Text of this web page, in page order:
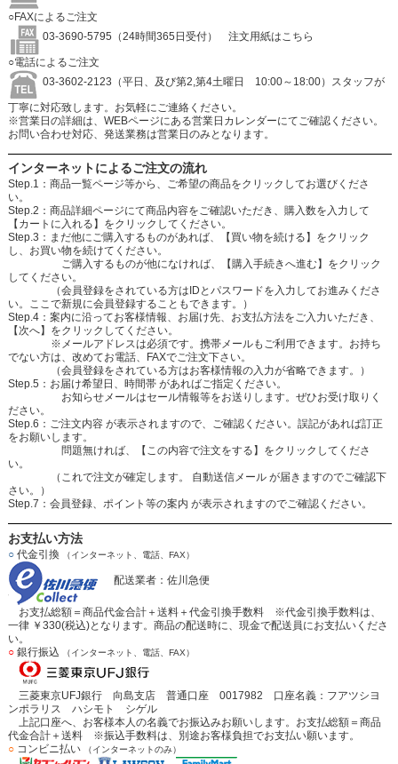
○FAXによるご注文
03-3690-5795（24時間365日受付）
注文用紙はこちら
○電話によるご注文
03-3602-2123（平日、及び第2,第4土曜日 10:00～18:00）スタッフが
丁寧に対応致します。お気軽にご連絡ください。
※営業日の詳細は、WEBページにある営業日カレンダーにてご確認ください。
お問い合わせ対応、発送業務は営業日のみとなります。
インターネットによるご注文の流れ
Step.1：商品一覧ページ等から、ご希望の商品をクリックしてお選びくださ
い。
Step.2：商品詳細ページにて商品内容をご確認いただき、購入数を入力して
【カートに入れる】をクリックしてください。
Step.3：まだ他にご購入するものがあれば、【買い物を続ける】をクリック
し、お買い物を続けてください。
ご購入するものが他になければ、【購入手続きへ進む】をクリック
してください。
（会員登録をされている方はIDとパスワードを入力してお進みくださ
い。ここで新規に会員登録することもできます。）
Step.4：案内に沿ってお客様情報、お届け先、お支払方法をご入力いただき、
【次へ】をクリックしてください。
※メールアドレスは必須です。携帯メールもご利用できます。お持ち
でない方は、改めてお電話、FAXでご注文下さい。
（会員登録をされている方はお客様情報の入力が省略できます。）
Step.5：お届け希望日、時間帯 があればご指定ください。
お知らせメールはセール情報等をお送りします。ぜひお受け取りく
ださい。
Step.6：ご注文内容 が表示されますので、ご確認ください。誤記があれば訂正
をお願いします。
問題無ければ、【この内容で注文をする】をクリックしてくださ
い。
（これで注文が確定します。 自動送信メール が届きますのでご確認下
さい。）
Step.7：会員登録、ポイント等の案内 が表示されますのでご確認ください。
お支払い方法
○代金引換 （インターネット、電話、FAX）
配送業者：佐川急便
お支払総額＝商品代金合計＋送料＋代金引換手数料 ※代金引換手数料は、
一律 ￥330(税込)となります。商品の配送時に、現金で配送員にお支払いくださ
い。
○銀行振込 （インターネット、電話、FAX）
三菱東京UFJ銀行 向島支店 普通口座 0017982 口座名義：フアツシヨ
ンポラリス ハシモト シゲル
上記口座へ、お客様本人の名義でお振込みお願いします。お支払総額＝商品
代金合計＋送料 ※振込手数料は、別途お客様負担でお支払い願います。
○コンビニ払い （インターネットのみ）